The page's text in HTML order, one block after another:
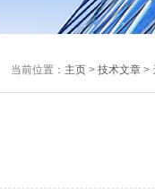
当前位置： 主页> 技术文章>